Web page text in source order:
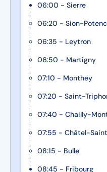
06:00 - Sierre
06:20 - Sion-
06:35 - Leytron
06:50 - Martigny
07:10 - Monthey
07:20 - Saint-
07:40 - Chailly-
07:55 - Châtel-
08:15 - Bulle
08:45 - Fribourg